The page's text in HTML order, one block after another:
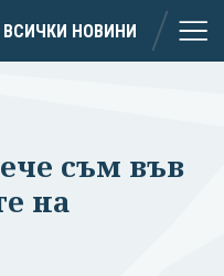
ВСИЧКИ НОВИНИ
съм във
на